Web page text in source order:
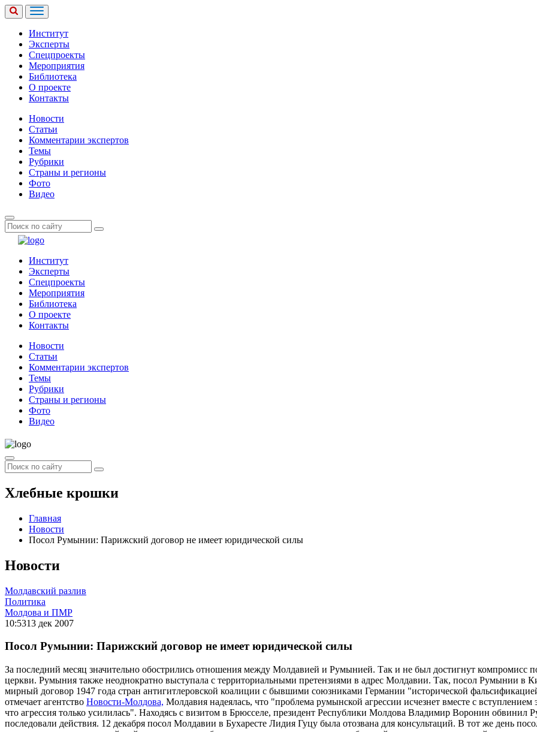
Институт
Эксперты
Спецпроекты
Мероприятия
Библиотека
О проекте
Контакты
Новости
Статьи
Комментарии экспертов
Темы
Рубрики
Страны и регионы
Фото
Видео
Институт
Эксперты
Спецпроекты
Мероприятия
Библиотека
О проекте
Контакты
Новости
Статьи
Комментарии экспертов
Темы
Рубрики
Страны и регионы
Фото
Видео
Хлебные крошки
Главная
Новости
Посол Румынии: Парижский договор не имеет юридической силы
Новости
Молдавский разлив
Политика
Молдова и ПМР
10:5313 дек 2007
Посол Румынии: Парижский договор не имеет юридической силы
За последний месяц значительно обострились отношения между Молдавией и Румынией. Так и не был достигнут компромисс
церкви. Румыния также неоднократно выступала с территориальными претензиями в адрес Молдавии. Так, посол Румынии в
мирный договор 1947 года стран антигитлеровской коалиции с бывшими союзниками Германии "исторической
отмечает агентство Новости-Молдова, Молдавия надеялась, что "проблема румынской агрессии исчезнет вместе с
что агрессия только усилилась". Находясь с визитом в Брюсселе, президент Республики Молдова Владимир Воронин
последовали действия. 12 декабря посол Молдавии в Бухаресте Лидия Гуцу была отозвана для консультаций. В тот же день